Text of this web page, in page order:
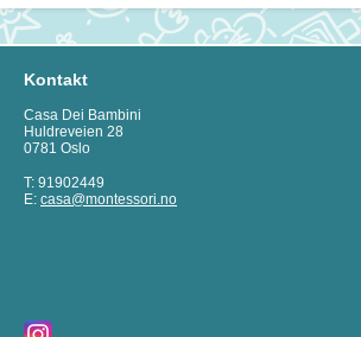
Kontakt
Casa Dei Bambini
Huldreveien 28
0781 Oslo
T: 91902449
E: casa@montessori.no